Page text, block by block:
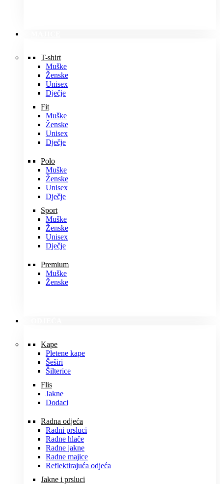
T-shirt
Muške
Ženske
Unisex
Dječje
Fit
Muške
Ženske
Unisex
Dječje
Polo
Muške
Ženske
Unisex
Dječje
Sport
Muške
Ženske
Unisex
Dječje
Premium
Muške
Ženske
Kape
Pletene kape
Šeširi
Šilterice
Flis
Jakne
Dodaci
Radna odjeća
Radni prsluci
Radne hlače
Radne jakne
Radne majice
Reflektirajuća odjeća
Jakne i prsluci